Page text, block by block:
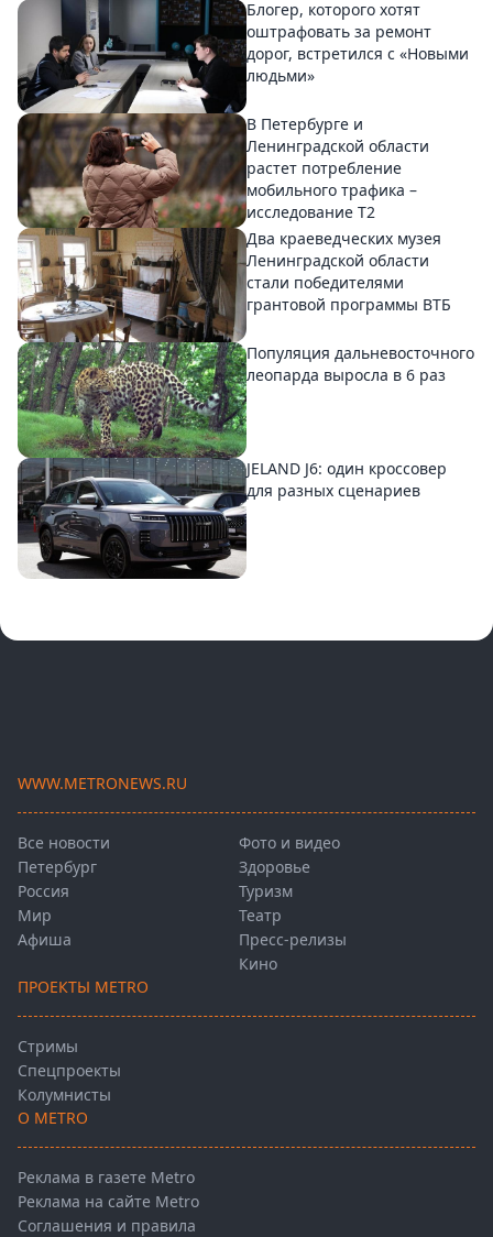
Блогер, которого хотят
оштрафовать за ремонт
дорог, встретился с «Новыми
людьми»
В Петербурге и
Ленинградской области
растет потребление
мобильного трафика –
исследование T2
Два краеведческих музея
Ленинградской области
стали победителями
грантовой программы ВТБ
Популяция дальневосточного
леопарда выросла в 6 раз
JELAND J6: один кроссовер
для разных сценариев
WWW.METRONEWS.RU
Все новости
Петербург
Россия
Мир
Афиша
Фото и видео
Здоровье
Туризм
Театр
Пресс-релизы
Кино
ПРОЕКТЫ METRO
Стримы
Спецпроекты
Колумнисты
О METRO
Реклама в газете Metro
Реклама на сайте Metro
Соглашения и правила